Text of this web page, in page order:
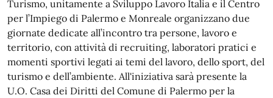
Turismo, unitamente a Sviluppo Lavoro Italia e il Centro
per l’Impiego di Palermo e Monreale organizzano due
giornate dedicate all’incontro tra persone, lavoro e
territorio, con attività di recruiting, laboratori pratici e
momenti sportivi legati ai temi del lavoro, dello sport, del
turismo e dell’ambiente. All'iniziativa sarà presente la
U.O. Casa dei Diritti del Comune di Palermo per la